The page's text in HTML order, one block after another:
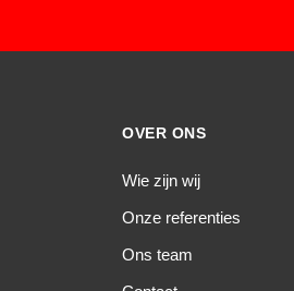
OVER ONS
Wie zijn wij
Onze referenties
Ons team